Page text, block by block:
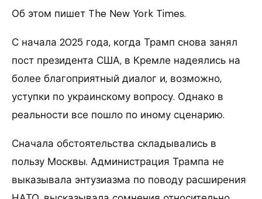
Об этом пишет The New York Times.
С начала 2025 года, когда Трамп снова занял
пост президента США, в Кремле надеялись на
более благоприятный диалог и, возможно,
уступки по украинскому вопросу. Однако в
реальности все пошло по иному сценарию.
Сначала обстоятельства складывались в
пользу Москвы. Администрация Трампа не
выказывала энтузиазма по поводу расширения